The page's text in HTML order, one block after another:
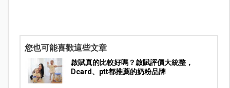
您也可能喜歡這些文章
啟賦真的比較好嗎？啟賦評價大統整，
Dcard、ptt都推薦的奶粉品牌